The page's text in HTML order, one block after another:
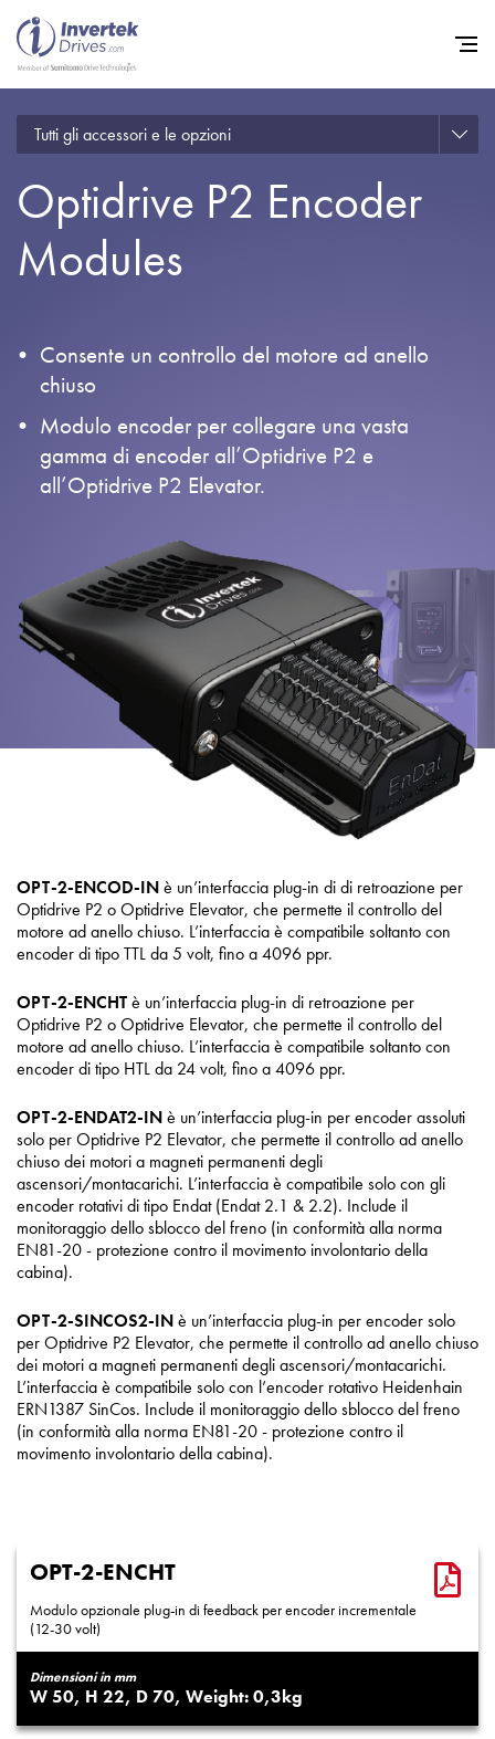
Tutti gli accessori e le opzioni
Optidrive P2 Encoder
Modules
Consente un controllo del motore ad anello
chiuso
Modulo encoder per collegare una vasta
gamma di encoder all’Optidrive P2 e
all’Optidrive P2 Elevator.
OPT-2-ENCOD-INè un’interfaccia plug-in di di retroazione per
Optidrive P2 o Optidrive Elevator, che permette il controllo del
motore ad anello chiuso. L’interfaccia è compatibile soltanto con
encoder di tipo TTL da 5 volt, fino a 4096 ppr.
OPT-2-ENCHTè un’interfaccia plug-in di retroazione per
Optidrive P2 o Optidrive Elevator, che permette il controllo del
motore ad anello chiuso. L’interfaccia è compatibile soltanto con
encoder di tipo HTL da 24 volt, fino a 4096 ppr.
OPT-2-ENDAT2-INè un’interfaccia plug-in per encoder assoluti
solo per Optidrive P2 Elevator, che permette il controllo ad anello
chiuso dei motori a magneti permanenti degli
ascensori/montacarichi. L’interfaccia è compatibile solo con gli
encoder rotativi di tipo Endat (Endat 2.1 & 2.2). Include il
monitoraggio dello sblocco del freno (in conformità alla norma
EN81-20 - protezione contro il movimento involontario della
cabina).
OPT-2-SINCOS2-INè un’interfaccia plug-in per encoder solo
per Optidrive P2 Elevator, che permette il controllo ad anello chiuso
dei motori a magneti permanenti degli ascensori/montacarichi.
L’interfaccia è compatibile solo con l’encoder rotativo Heidenhain
ERN1387 SinCos. Include il monitoraggio dello sblocco del freno
(in conformità alla norma EN81-20 - protezione contro il
movimento involontario della cabina).
OPT-2-ENCHT
Modulo opzionale plug-in di feedback per encoder incrementale
(12-30 volt)
Dimensioni in mm
50 22 70 0,3
Home
Convertitori di Frequenza -
Opportunità di lavoro
Contatti
iSource Accedere